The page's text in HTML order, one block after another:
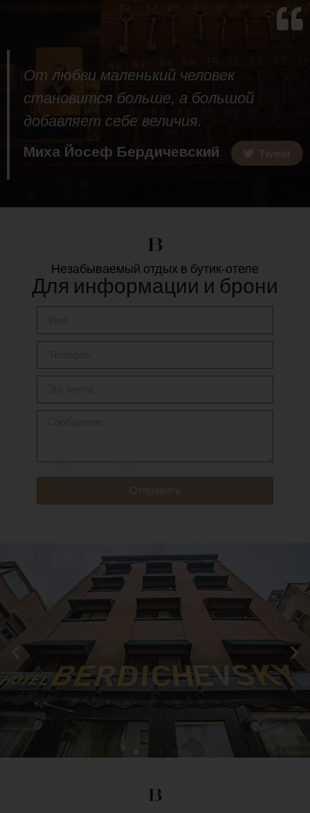
От любви маленький человек
становится больше, а большой
добавляет себе величия.
Миха Йосеф Бердичевский Tweet
Незабываемый отдых в бутик-отеле
Для информации и брони
Отправить